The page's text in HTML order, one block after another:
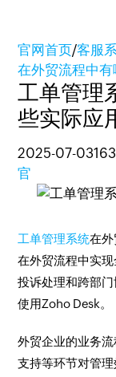
官网首页/客服
在外贸流程中
工单管理
些实际应
2025-07-03
官
工单管理系统在
在外贸流程中实
投诉处理和跨部
使用Zoho Desk。
外贸企业的业务
支持等环节对管